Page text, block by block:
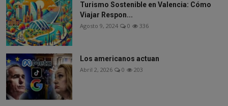
Turismo Sostenible en Valencia: Cómo
Viajar Respon...
Agosto 9, 2024 0 336
Los americanos actuan
Abril 2, 2026 0 203